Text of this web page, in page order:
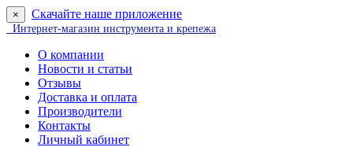
× Скачайте наше приложение
Интернет-магазин инструмента и крепежа
О компании
Новости и статьи
Отзывы
Доставка и оплата
Производители
Контакты
Личный кабинет